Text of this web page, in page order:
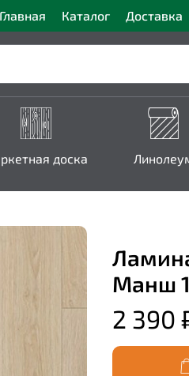
Главная Каталог Доставка
доска
Манш
2 390